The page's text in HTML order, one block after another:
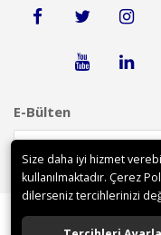
E-Bülten
Size daha iyi hizmet
kullanılmaktadır. Çerez
dilerseniz tercihlerinizi